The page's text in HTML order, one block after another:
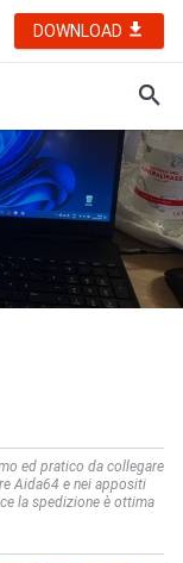
DOWNLOAD
ed pratico da collegare
Aida64 e nei appositi
la spedizione è ottima